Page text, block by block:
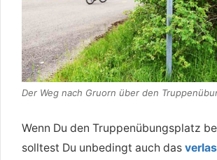
Der Weg nach Gruorn über den
Wenn Du den Truppenübungsplatz
solltest Du unbedingt auch das